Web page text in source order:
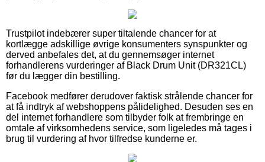
Trustpilot indebærer super tiltalende chancer for at
kortlægge adskillige øvrige konsumenters synspunkter og
derved anbefales det, at du gennemsøger internet
forhandlerens vurderinger af Black Drum Unit (DR321CL)
før du lægger din bestilling.
Facebook medfører derudover faktisk strålende chancer for
at få indtryk af webshoppens pålidelighed. Desuden ses en
del internet forhandlere som tilbyder folk at frembringe en
omtale af virksomhedens service, som ligeledes må tages i
brug til vurdering af hvor tilfredse kunderne er.